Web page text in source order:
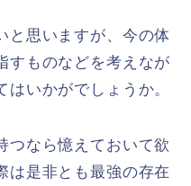
と思いますが、今の体
すものなどを考えなが
いかがでしょうか。
つなら憶えておいて欲
は是非とも最強の存在